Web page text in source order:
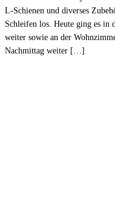
L-Schienen und diverses
Schleifen los. Heute ging es in
weiter sowie an der
Nachmittag weiter […]